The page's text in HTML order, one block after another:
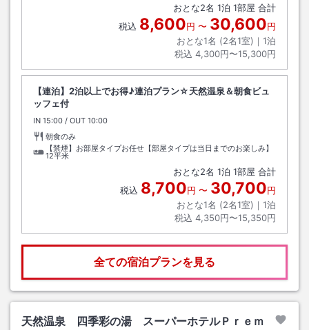
おとな2名 1泊 1部屋 合計
税込 8,600円 〜 30,600円
おとな1名 (2名1室)｜ 1泊
税込 4,300円〜15,300円
【連泊】2泊以上でお得♪連泊プラン☆天然温泉＆朝食ビュ
ッフェ付
IN チェックイン
15:00 / OUT チェックアウト
10:00
朝食のみ
【禁煙】お部屋タイプお任せ【部屋タイプは当日までのお楽しみ】
12平米
おとな2名 1泊 1部屋 合計
税込 8,700円 〜 30,700円
おとな1名 (2名1室)｜ 1泊
税込 4,350円〜15,350円
全ての宿泊プランを見る
天然温泉 四季彩の湯 スーパーホテルＰｒｅｍ